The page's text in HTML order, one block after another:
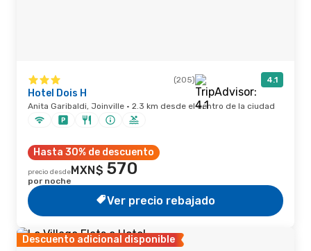
(205) 4.1
Hotel Dois H
Anita Garibaldi, Joinville · 2.3 km desde el centro de la ciudad
Hasta 30% de descuento
precio desdeMXN$ 570
por noche
Ver precio rebajado
Descuento adicional disponible